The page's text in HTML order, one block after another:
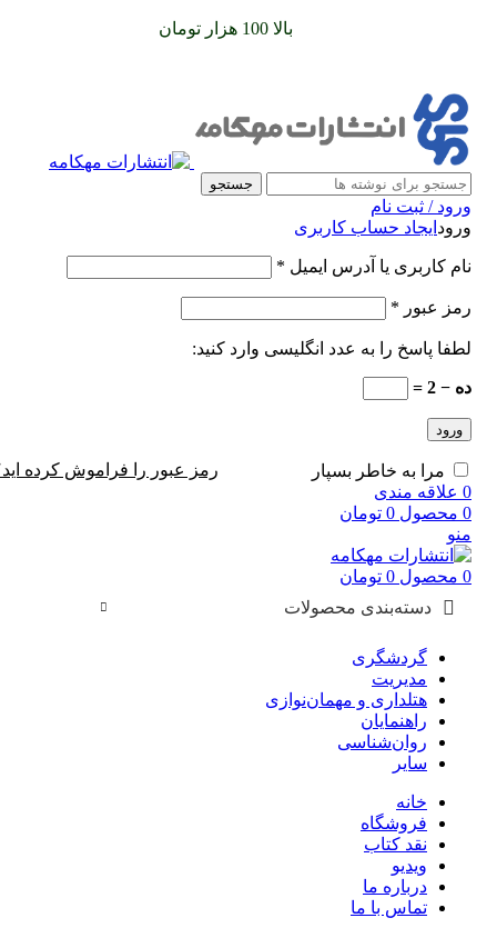
بالا 100 هزار تومان
جستجو
ورود / ثبت نام
ورود ایجاد حساب کاربری
نام کاربری یا آدرس ایمیل *
رمز عبور *
لطفا پاسخ را به عدد انگلیسی وارد کنید:
ده − 2 =
ورود
رمز عبور را فراموش کرده
مرا به خاطر بسپار
0 علاقه مندی
0 محصول 0 تومان
منو
0 محصول 0 تومان
دسته‌بندی محصولات
گردشگری
مدیریت
هتلداری و مهمان‌نوازی
راهنمایان
روان‌شناسی
سایر
خانه
فروشگاه
نقد کتاب
ویدیو
درباره‌ ما
تماس با ما